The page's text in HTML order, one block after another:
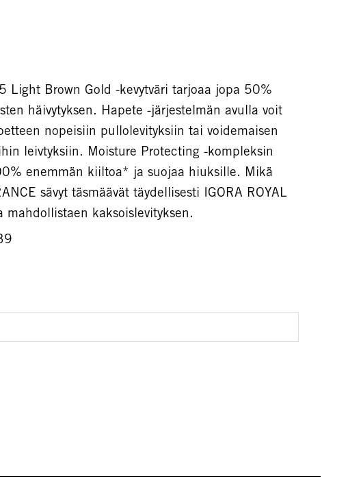
Light Brown Gold -kevytväri tarjoaa jopa 50%
häivytyksen. Hapete -järjestelmän avulla voit
nopeisiin pullolevityksiin tai voidemaisen
leivtyksiin. Moisture Protecting -kompleksin
enemmän kiiltoa* ja suojaa hiuksille. Mikä
sävyt täsmäävät täydellisesti IGORA ROYAL
mahdollistaen kaksoislevityksen.